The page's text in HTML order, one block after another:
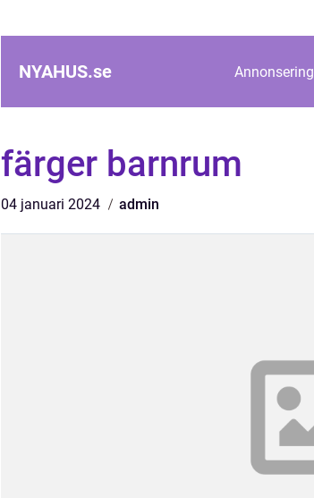
NYAHUS.se Annonsering
färger barnrum
04 januari 2024 admin